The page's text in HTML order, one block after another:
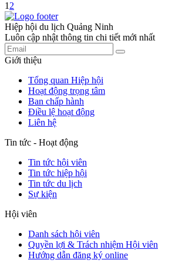
1 2
Hiệp hội du lịch Quảng Ninh
Luôn cập nhật thông tin chi tiết mới nhất
Giới thiệu
Tổng quan Hiệp hội
Hoạt động trọng tâm
Ban chấp hành
Điều lệ hoạt động
Liên hệ
Tin tức - Hoạt động
Tin tức hội viên
Tin tức hiệp hội
Tin tức du lịch
Sự kiện
Hội viên
Danh sách hội viên
Quyền lợi & Trách nhiệm Hội viên
Hướng dẫn đăng ký online